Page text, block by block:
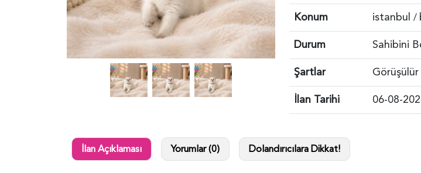
Konum
istanbul /
Durum
Sahibini
Şartlar
Görüşülür
İlan Tarihi
06-08-
İlan Açıklaması Yorumlar (0) Dolandırıcılara Dikkat!